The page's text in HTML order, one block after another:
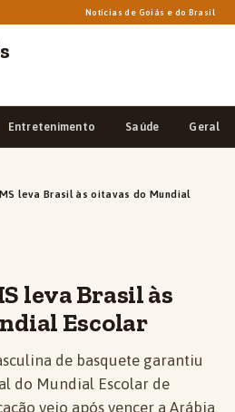
Notícias de Goiás e do Brasil
Entretenimento Saúde Geral
leva Brasil às oitavas do Mundial
leva Brasil às
Escolar
de basquete garantiu
do Mundial Escolar de
veio após vencer a Arábia